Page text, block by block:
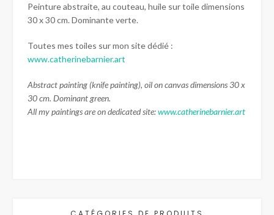
Peinture abstraite, au couteau, huile sur toile dimensions
30 x 30 cm. Dominante verte.
Toutes mes toiles sur mon site dédié :
www.catherinebarnier.art
Abstract painting (knife painting), oil on canvas dimensions 30 x
30 cm. Dominant green.
All my paintings are on dedicated site:www.catherinebarnier.art